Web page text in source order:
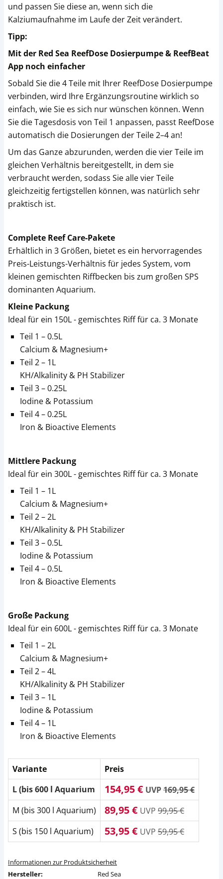
und passen Sie diese an, wenn sich die
Kalziumaufnahme im Laufe der Zeit verändert.
Tipp:
Mit der Red Sea ReefDose Dosierpumpe & ReefBeat
App noch einfacher
Sobald Sie die 4 Teile mit Ihrer ReefDose Dosierpumpe
verbinden, wird Ihre Ergänzungsroutine wirklich so
einfach, wie Sie es sich nur wünschen können. Wenn
Sie die Tagesdosis von Teil 1 anpassen, passt ReefDose
automatisch die Dosierungen der Teile 2–4 an!
Um das Ganze abzurunden, werden die vier Teile im
gleichen Verhältnis bereitgestellt, in dem sie
verbraucht werden, sodass Sie alle vier Teile
gleichzeitig fertigstellen können, was natürlich sehr
praktisch ist.
Complete Reef Care-Pakete
Erhältlich in 3 Größen, bietet es ein hervorragendes
Preis-Leistungs-Verhältnis für jedes System, vom
kleinen gemischten Riffbecken bis zum großen SPS
dominanten Aquarium.
Kleine Packung
Ideal für ein 150L - gemischtes Riff für ca. 3 Monate
Teil 1 – 0.5L
Calcium & Magnesium+
Teil 2 – 1L
KH/Alkalinity & PH Stabilizer
Teil 3 – 0.25L
Iodine & Potassium
Teil 4 – 0.25L
Iron & Bioactive Elements
Mittlere Packung
Ideal für ein 300L - gemischtes Riff für ca. 3 Monate
Teil 1 – 1L
Calcium & Magnesium+
Teil 2 – 2L
KH/Alkalinity & PH Stabilizer
Teil 3 – 0.5L
Iodine & Potassium
Teil 4 – 0.5L
Iron & Bioactive Elements
Große Packung
Ideal für ein 600L - gemischtes Riff für ca. 3 Monate
Teil 1 – 2L
Calcium & Magnesium+
Teil 2 – 4L
KH/Alkalinity & PH Stabilizer
Teil 3 – 1L
Iodine & Potassium
Teil 4 – 1L
Iron & Bioactive Elements
Variante
Preis
L (bis 600 l Aquarium
154,95 € UVP169,95 €
M (bis 300 l Aquarium)
89,95 € UVP 99,95 €
S (bis 150 l Aquarium)
53,95 € UVP 59,95 €
Informationen zur Produktsicherheit
Hersteller:
Red Sea